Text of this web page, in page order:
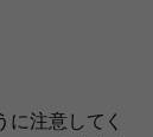
注意してく